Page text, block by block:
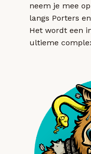
neem je mee
langs Porters
Het wordt een
ultieme